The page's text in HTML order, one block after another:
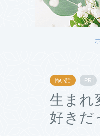
怖い話 PR
生まれ
好きだ